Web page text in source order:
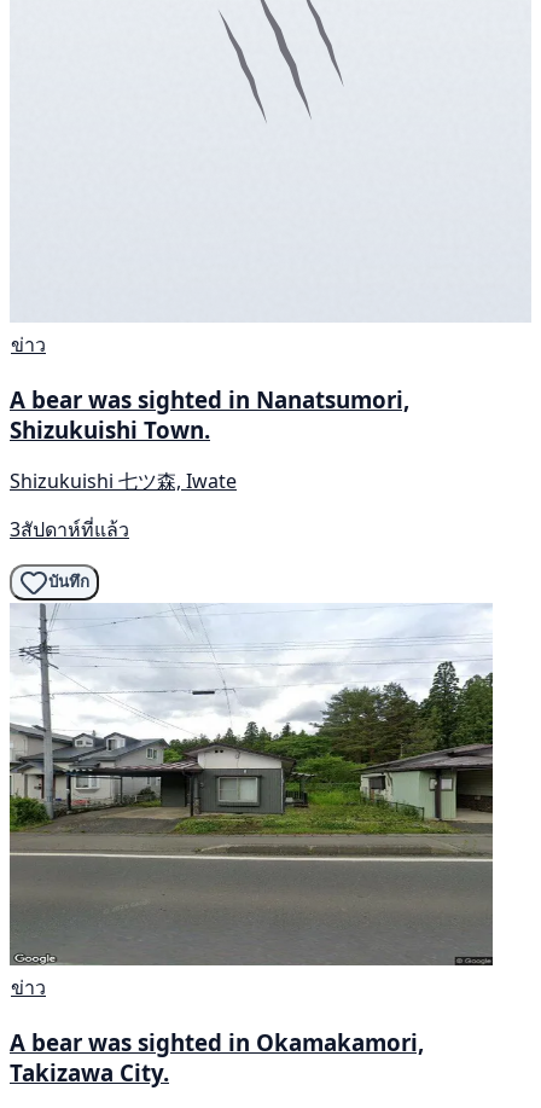
ข่าว
A bear was sighted in Nanatsumori,
Shizukuishi Town.
Shizukuishi 七ツ森, Iwate
3สัปดาห์ที่แล้ว
บันทึก
ข่าว
A bear was sighted in Okamakamori,
Takizawa City.